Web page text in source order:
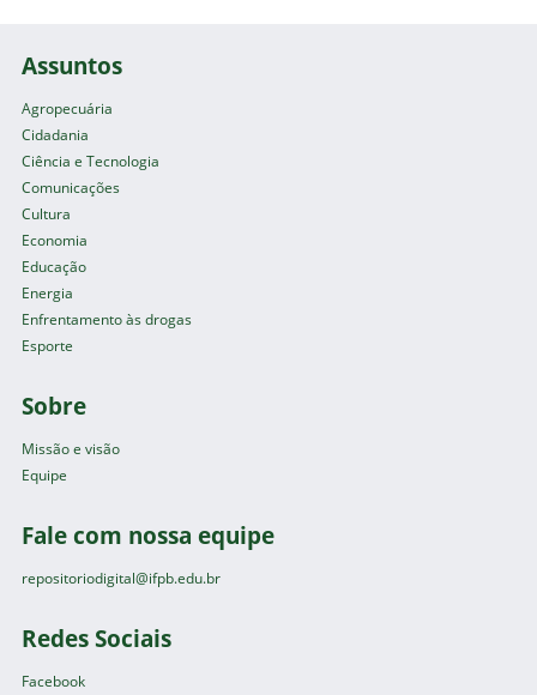
Assuntos
Agropecuária
Cidadania
Ciência e Tecnologia
Comunicações
Cultura
Economia
Educação
Energia
Enfrentamento às drogas
Esporte
Sobre
Missão e visão
Equipe
Fale com nossa equipe
repositoriodigital@ifpb.edu.br
Redes Sociais
Facebook